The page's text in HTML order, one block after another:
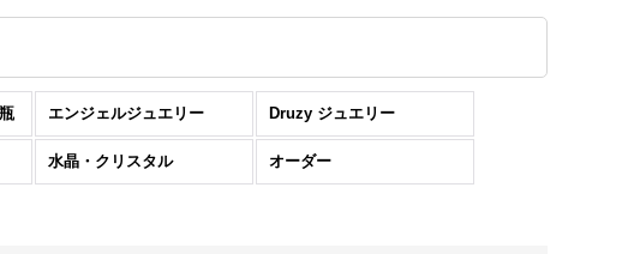
エンジェルジュエリー Druzy ジュエリー
水晶・クリスタル オーダー